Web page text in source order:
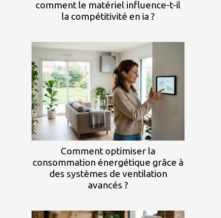
comment le matériel influence-t-il
la compétitivité en ia ?
Comment optimiser la
consommation énergétique grâce à
des systèmes de ventilation
avancés ?